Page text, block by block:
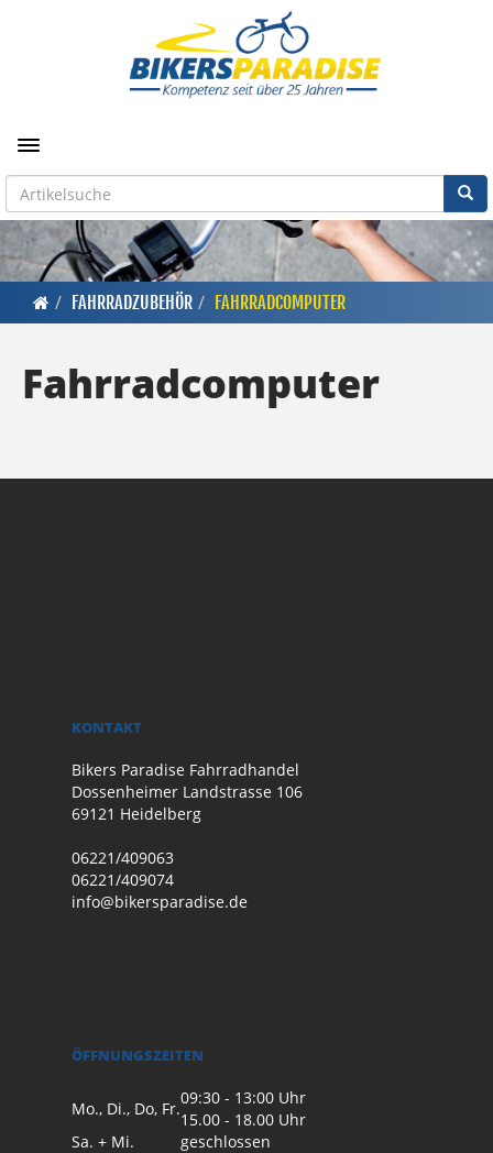
Toggle navigation
FAHRRADZUBEHÖR FAHRRADCOMPUTER
Fahrradcomputer
KONTAKT
Bikers Paradise Fahrradhandel
Dossenheimer Landstrasse 106
69121 Heidelberg
06221/409063
06221/409074
info@bikersparadise.de
ÖFFNUNGSZEITEN
Mo., Di., Do, Fr.
09:30 - 13:00 Uhr
15.00 - 18.00 Uhr
Sa. + Mi.
geschlossen